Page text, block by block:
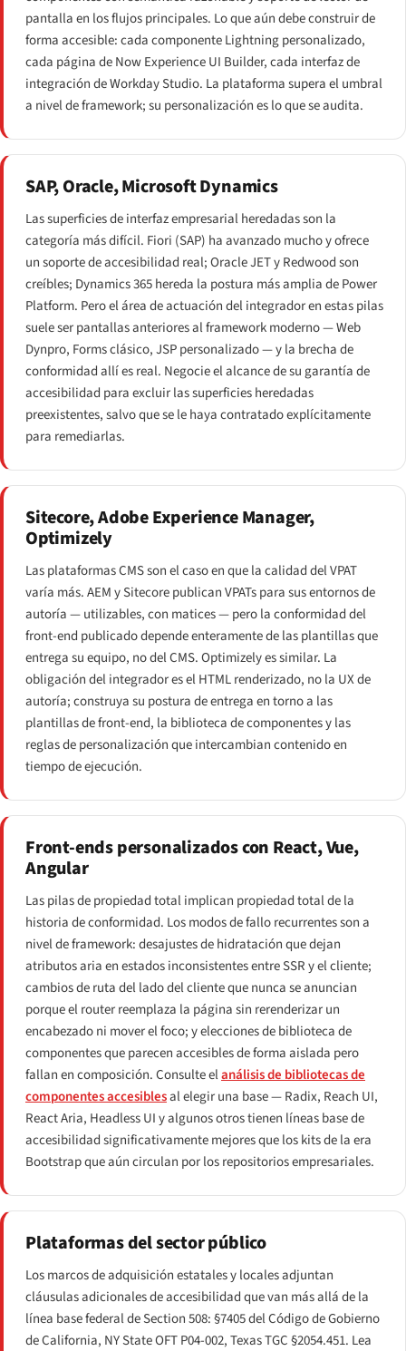
pantalla en los flujos principales. Lo que aún debe construir de
forma accesible: cada componente Lightning personalizado,
cada página de Now Experience UI Builder, cada interfaz de
integración de Workday Studio. La plataforma supera el umbral
a nivel de framework; su personalización es lo que se audita.
SAP, Oracle, Microsoft Dynamics
Las superficies de interfaz empresarial heredadas son la
categoría más difícil. Fiori (SAP) ha avanzado mucho y ofrece
un soporte de accesibilidad real; Oracle JET y Redwood son
creíbles; Dynamics 365 hereda la postura más amplia de Power
Platform. Pero el área de actuación del integrador en estas pilas
suele ser pantallas anteriores al framework moderno — Web
Dynpro, Forms clásico, JSP personalizado — y la brecha de
conformidad allí es real. Negocie el alcance de su garantía de
accesibilidad para excluir las superficies heredadas
preexistentes, salvo que se le haya contratado explícitamente
para remediarlas.
Sitecore, Adobe Experience Manager,
Optimizely
Las plataformas CMS son el caso en que la calidad del VPAT
varía más. AEM y Sitecore publican VPATs para sus entornos de
autoría — utilizables, con matices — pero la conformidad del
front-end publicado depende enteramente de las plantillas que
entrega su equipo, no del CMS. Optimizely es similar. La
obligación del integrador es el HTML renderizado, no la UX de
autoría; construya su postura de entrega en torno a las
plantillas de front-end, la biblioteca de componentes y las
reglas de personalización que intercambian contenido en
tiempo de ejecución.
Front-ends personalizados con React, Vue,
Angular
Las pilas de propiedad total implican propiedad total de la
historia de conformidad. Los modos de fallo recurrentes son a
nivel de framework: desajustes de hidratación que dejan
atributos aria en estados inconsistentes entre SSR y el cliente;
cambios de ruta del lado del cliente que nunca se anuncian
porque el router reemplaza la página sin rerenderizar un
encabezado ni mover el foco; y elecciones de biblioteca de
componentes que parecen accesibles de forma aislada pero
fallan en composición. Consulte elanálisis de bibliotecas de
componentes accesiblesal elegir una base — Radix, Reach UI,
React Aria, Headless UI y algunos otros tienen líneas base de
accesibilidad significativamente mejores que los kits de la era
Bootstrap que aún circulan por los repositorios empresariales.
Plataformas del sector público
Los marcos de adquisición estatales y locales adjuntan
cláusulas adicionales de accesibilidad que van más allá de la
línea base federal de Section 508: §7405 del Código de Gobierno
de California, NY State OFT P04-002, Texas TGC §2054.451. Lea